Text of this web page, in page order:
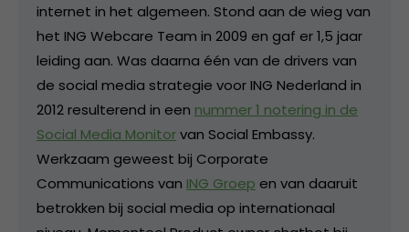
internet in het algemeen. Stond aan de wieg van
het ING Webcare Team in 2009 en gaf er 1,5 jaar
leiding aan. Was daarna één van de drivers van
de social media strategie voor ING Nederland in
2012 resulterend in een nummer 1 notering in de
Social Media Monitorvan Social Embassy.
Werkzaam geweest bij Corporate
Communications van ING Groep en van daaruit
betrokken bij social media op internationaal